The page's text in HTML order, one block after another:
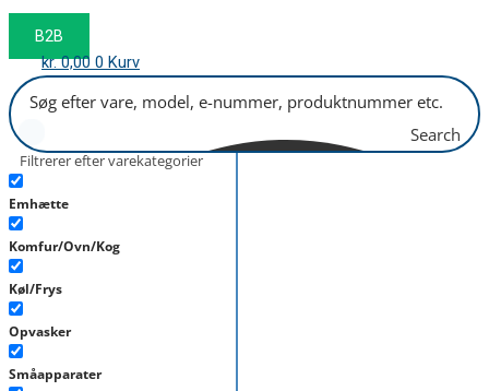
B2B
kr.0,00 0 Kurv
Search
Filtrerer efter varekategorier
Emhætte
Komfur/Ovn/Kog
Køl/Frys
Opvasker
Småapparater